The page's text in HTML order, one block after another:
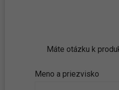
Máte otázku k
Meno a priezvisko